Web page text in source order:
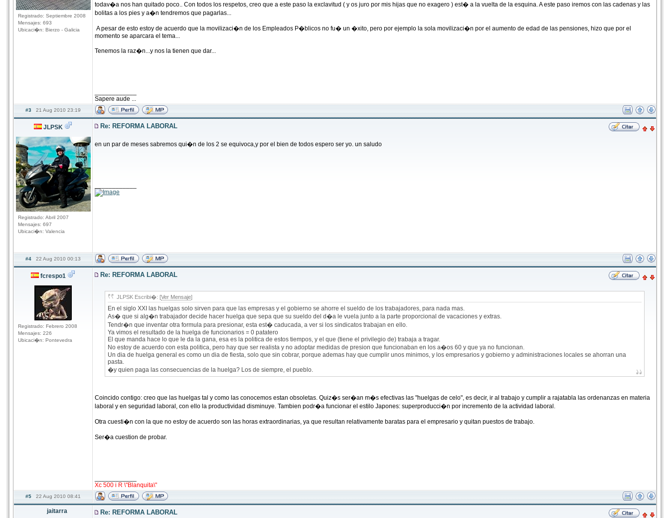
Registrado: Septiembre 2008
Mensajes: 693
Ubicaci�n: Bierzo - Galicia
todav�a nos han quitado poco.. Con todos los respetos, creo que a este paso la exclavitud ( y os juro por mis hijas que no exagero ) est� a la vuelta de la esquina. A este paso iremos con las cadenas y las
bolitas a los pies y a�n tendremos que pagarlas...
A pesar de esto estoy de acuerdo que la movilizaci�n de los Empleados P�blicos no fu� un �xito, pero por ejemplo la sola movilizaci�n por el aumento de edad de las pensiones, hizo que por el
momento se aparcara el tema...
Tenemos la raz�n...y nos la tienen que dar...
Sapere aude ...
#3 21 Aug 2010 23:19
JLPSK
Registrado: Abril 2007
Mensajes: 697
Ubicaci�n: Valencia
Re: REFORMA LABORAL
en un par de meses sabremos qui�n de los 2 se equivoca,y por el bien de todos espero ser yo. un saludo
#4 22 Aug 2010 00:13
fcrespo1
Registrado: Febrero 2008
Mensajes: 226
Ubicaci�n: Pontevedra
Re: REFORMA LABORAL
JLPSK Escribi�: [Ver Mensaje]
En el siglo XXI las huelgas solo sirven para que las empresas y el gobierno se ahorre el sueldo de los trabajadores, para nada mas.
As� que si alg�n trabajador decide hacer huelga que sepa que su sueldo del d�a le vuela junto a la parte proporcional de vacaciones y extras.
Tendr�n que inventar otra formula para presionar, esta est� caducada, a ver si los sindicatos trabajan en ello.
Ya vimos el resultado de la huelga de funcionarios = 0 patatero
El que manda hace lo que le da la gana, esa es la politica de estos tiempos, y el que (tiene el privilegio de) trabaja a tragar.
No estoy de acuerdo con esta politica, pero hay que ser realista y no adoptar medidas de presion que funcionaban en los a�os 60 y que ya no funcionan.
Un dia de huelga general es como un dia de fiesta, solo que sin cobrar, porque ademas hay que cumplir unos minimos, y los empresarios y gobierno y administraciones locales se ahorran una
pasta.
�y quien paga las consecuencias de la huelga? Los de siempre, el pueblo.
Coincido contigo: creo que las huelgas tal y como las conocemos estan obsoletas. Quiz�s ser�an m�s efectivas las "huelgas de celo", es decir, ir al trabajo y cumplir a rajatabla las ordenanzas en materia
laboral y en seguridad laboral, con ello la productividad disminuye. Tambien podr�a funcionar el estilo Japones: superproducci�n por incremento de la actividad laboral.
Otra cuesti�n con la que no estoy de acuerdo son las horas extraordinarias, ya que resultan relativamente baratas para el empresario y quitan puestos de trabajo.
Ser�a cuestion de probar.
Xc 500 i R \"Blanquita\"
#5 22 Aug 2010 08:41
jaitarra Re: REFORMA LABORAL